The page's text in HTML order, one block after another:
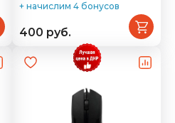
+ начислим 4 бонусов
400 руб.